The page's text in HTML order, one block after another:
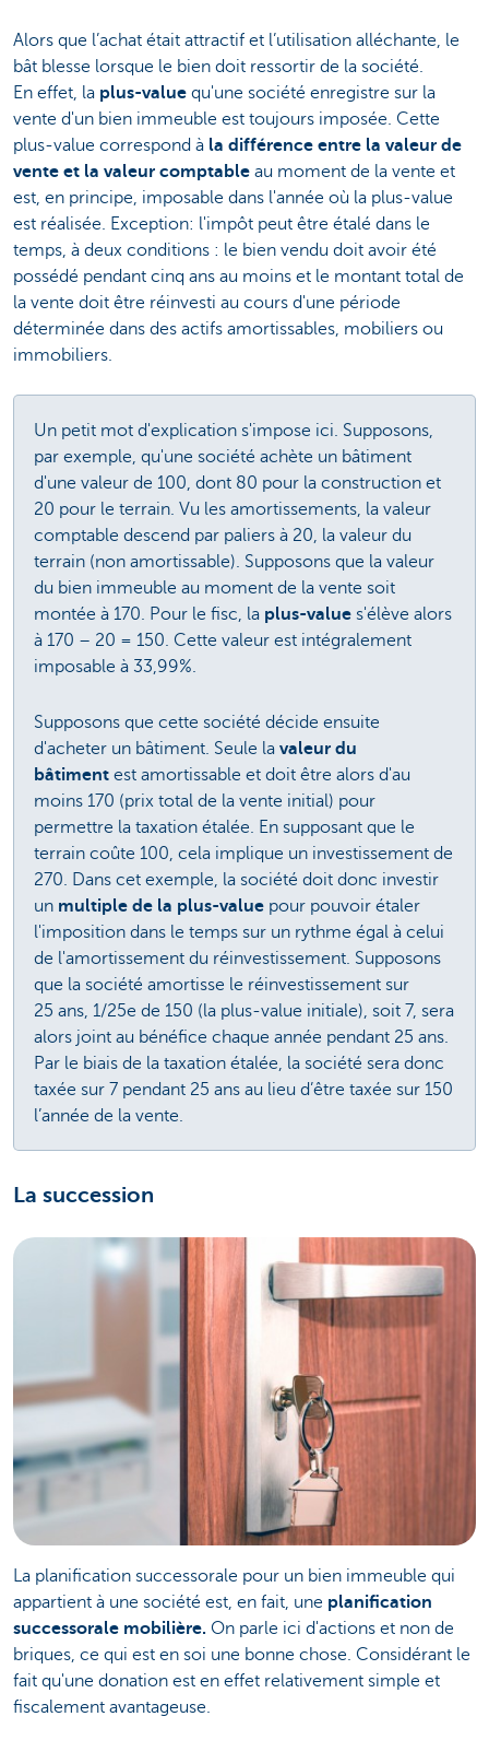
Alors que l’achat était attractif et l’utilisation alléchante, le
bât blesse lorsque le bien doit ressortir de la société.
En effet, la plus-value qu'une société enregistre sur la
vente d'un bien immeuble est toujours imposée. Cette
plus-value correspond à la différence entre la valeur de
vente et la valeur comptable au moment de la vente et
est, en principe, imposable dans l'année où la plus-value
est réalisée. Exception: l'impôt peut être étalé dans le
temps, à deux conditions : le bien vendu doit avoir été
possédé pendant cinq ans au moins et le montant total de
la vente doit être réinvesti au cours d'une période
déterminée dans des actifs amortissables, mobiliers ou
immobiliers.
Un petit mot d'explication s'impose ici. Supposons,
par exemple, qu'une société achète un bâtiment
d'une valeur de 100, dont 80 pour la construction et
20 pour le terrain. Vu les amortissements, la valeur
comptable descend par paliers à 20, la valeur du
terrain (non amortissable). Supposons que la valeur
du bien immeuble au moment de la vente soit
montée à 170. Pour le fisc, la plus-value s'élève alors
à 170 – 20 = 150. Cette valeur est intégralement
imposable à 33,99%.
Supposons que cette société décide ensuite
d'acheter un bâtiment. Seule la valeur du
bâtiment est amortissable et doit être alors d'au
moins 170 (prix total de la vente initial) pour
permettre la taxation étalée. En supposant que le
terrain coûte 100, cela implique un investissement de
270. Dans cet exemple, la société doit donc investir
un multiple de la plus-value pour pouvoir étaler
l'imposition dans le temps sur un rythme égal à celui
de l'amortissement du réinvestissement. Supposons
que la société amortisse le réinvestissement sur
25 ans, 1/25e de 150 (la plus-value initiale), soit 7, sera
alors joint au bénéfice chaque année pendant 25 ans.
Par le biais de la taxation étalée, la société sera donc
taxée sur 7 pendant 25 ans au lieu d’être taxée sur 150
l’année de la vente.
La succession
La planification successorale pour un bien immeuble qui
appartient à une société est, en fait, une planification
successorale mobilière. On parle ici d'actions et non de
briques, ce qui est en soi une bonne chose. Considérant le
fait qu'une donation est en effet relativement simple et
fiscalement avantageuse.